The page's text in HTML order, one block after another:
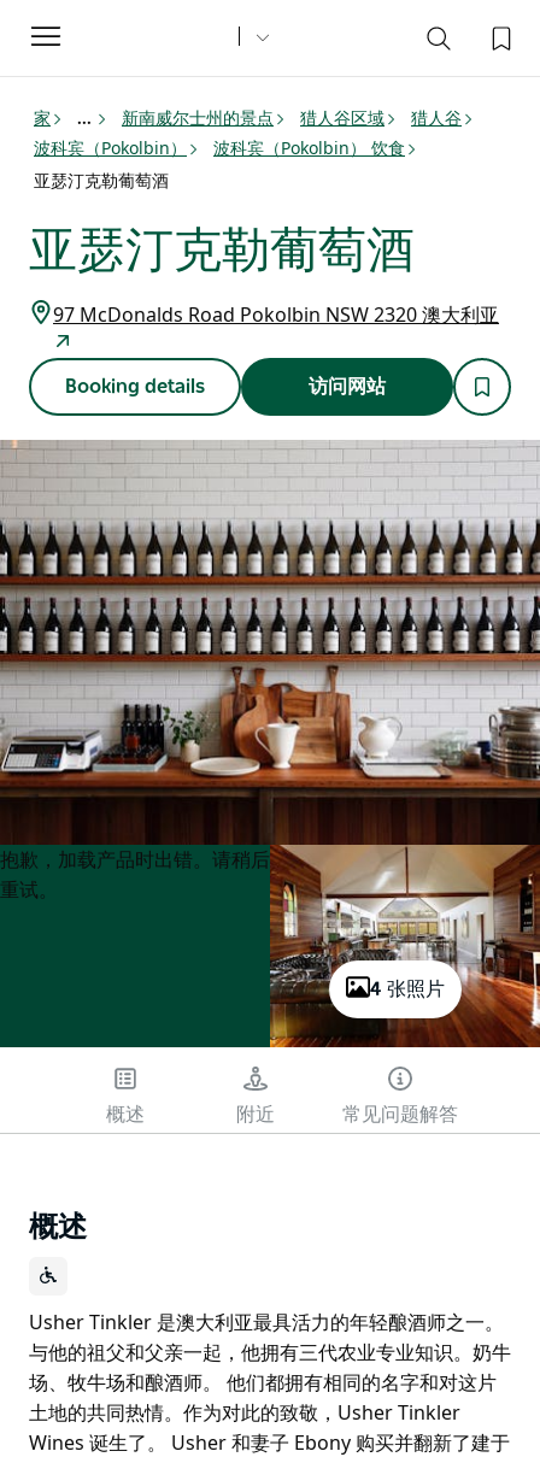
Toggle
navigation
家 ... 新南威尔士州的景点 猎人谷区域
猎人谷
波科宾（Pokolbin）
波科宾（Pokolbin） 饮食
亚瑟汀克勒葡萄酒
亚瑟汀克勒葡萄酒
97 McDonalds Road Pokolbin NSW 2320 澳大利亚
Booking details 访问网站
4 张照片
Product
List
Product
List
抱歉，加载产品时出错。请稍后
重试。
概述 附近 常见问题解答
概述
Usher Tinkler 是澳大利亚最具活力的年轻酿酒师之一。
与他的祖父和父亲一起，他拥有三代农业专业知识。奶牛
场、牧牛场和酿酒师。 他们都拥有相同的名字和对这片
土地的共同热情。作为对此的致敬，Usher Tinkler
Wines 诞生了。 Usher 和妻子 Ebony 购买并翻新了建于